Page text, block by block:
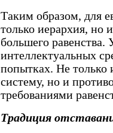
Таким образом, для
только иерархия, но
большего
интеллектуальных
попытках. Не только
систему, но и
требованиями
Традиция